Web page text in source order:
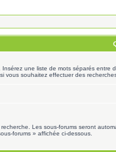
une liste de mots séparés entre
vous souhaitez effectuer des
Les sous-forums seront
forums » affichée ci-dessous.